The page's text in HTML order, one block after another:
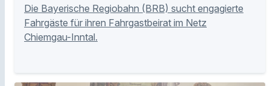
Die Bayerische Regiobahn (BRB) sucht engagierte
Fahrgäste für ihren Fahrgastbeirat im Netz
Chiemgau-Inntal.